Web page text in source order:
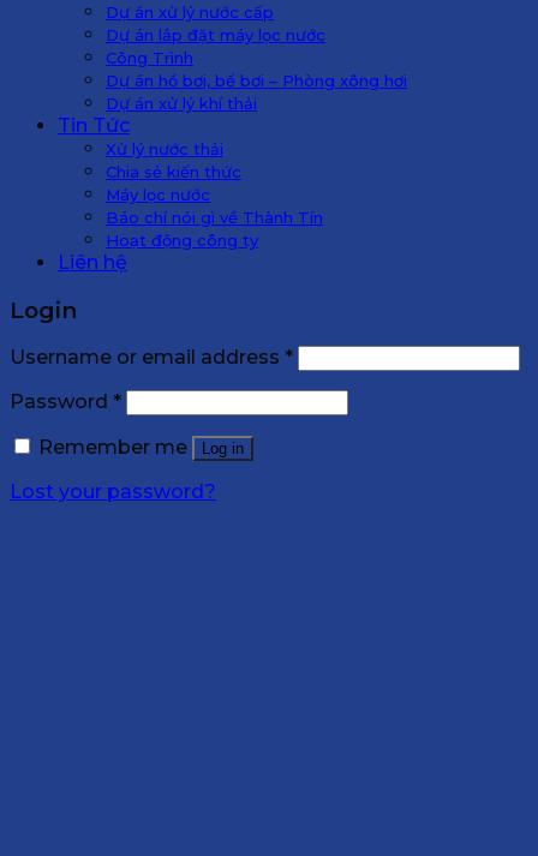
Dự án xử lý nước cấp
Dự án lắp đặt máy lọc nước
Công Trình
Dự án hồ bơi, bể bơi – Phòng xông hơi
Dự án xử lý khí thải
Tin Tức
Xử lý nước thải
Chia sẻ kiến thức
Máy lọc nước
Báo chí nói gì về Thành Tín
Hoạt động công ty
Liên hệ
Login
Username or email address *
Password *
Remember me
Log in
Lost your password?